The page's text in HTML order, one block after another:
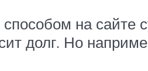
на сайте
долг. Но